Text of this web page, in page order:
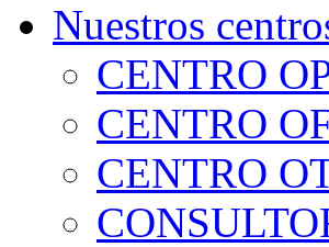
Nuestros
CENTRO
CENTRO
CENTRO